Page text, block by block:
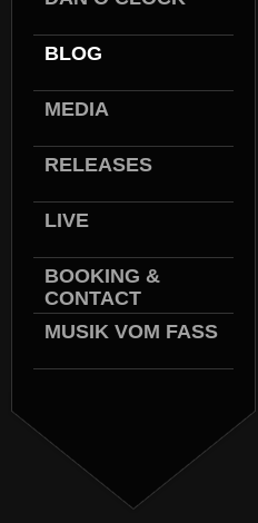
BLOG
MEDIA
RELEASES
LIVE
BOOKING &
CONTACT
MUSIK VOM FASS